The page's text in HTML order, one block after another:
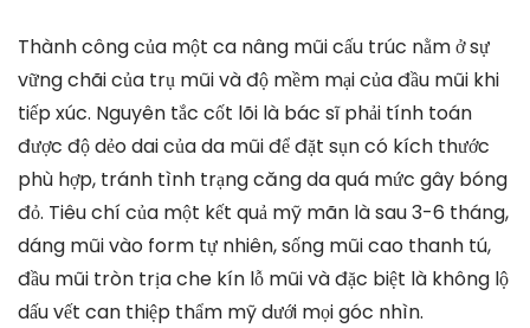
Thành công của một ca nâng mũi cấu trúc nằm ở sự
vững chãi của trụ mũi và độ mềm mại của đầu mũi khi
tiếp xúc. Nguyên tắc cốt lõi là bác sĩ phải tính toán
được độ dẻo dai của da mũi để đặt sụn có kích thước
phù hợp, tránh tình trạng căng da quá mức gây bóng
đỏ. Tiêu chí của một kết quả mỹ mãn là sau 3-6 tháng,
dáng mũi vào form tự nhiên, sống mũi cao thanh tú,
đầu mũi tròn trịa che kín lỗ mũi và đặc biệt là không lộ
dấu vết can thiệp thẩm mỹ dưới mọi góc nhìn.